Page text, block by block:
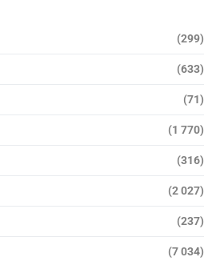
(299)
(633)
(71)
(1 770)
(316)
(2 027)
(237)
(7 034)